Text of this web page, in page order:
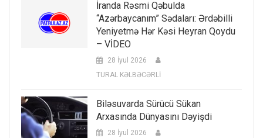
İranda Rəsmi Qəbulda
“Azərbaycanım” Sədaları: Ərdəbilli
Yeniyetmə Hər Kəsi Heyran Qoydu
– VİDEO
28 İyul 2026
TURAL KƏLBƏCƏRLİ
Biləsuvarda Sürücü Sükan
Arxasında Dünyasını Dəyişdi
28 İyul 2026